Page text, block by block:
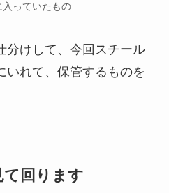
入っていたもの
分けして、今回スチール
いれて、保管するものを
回ります